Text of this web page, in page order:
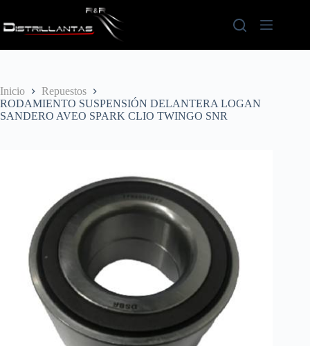
contenido
Inicio
Repuestos
RODAMIENTO SUSPENSIÓN DELANTERA LOGAN
SANDERO AVEO SPARK CLIO TWINGO SNR